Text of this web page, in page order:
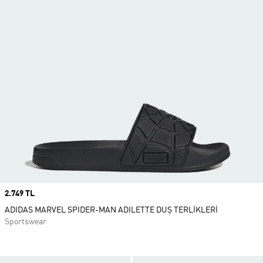
Price
2.749 TL
ADIDAS MARVEL SPIDER-MAN ADILETTE DUŞ TERLİKLERİ
Sportswear